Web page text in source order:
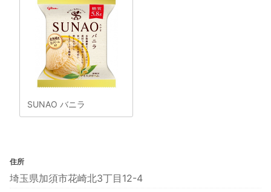
SUNAO バニラ
住所
埼玉県加須市花崎北3丁目12-4